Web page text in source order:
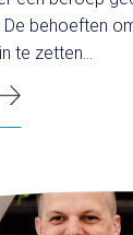
behoeften
te zetten...